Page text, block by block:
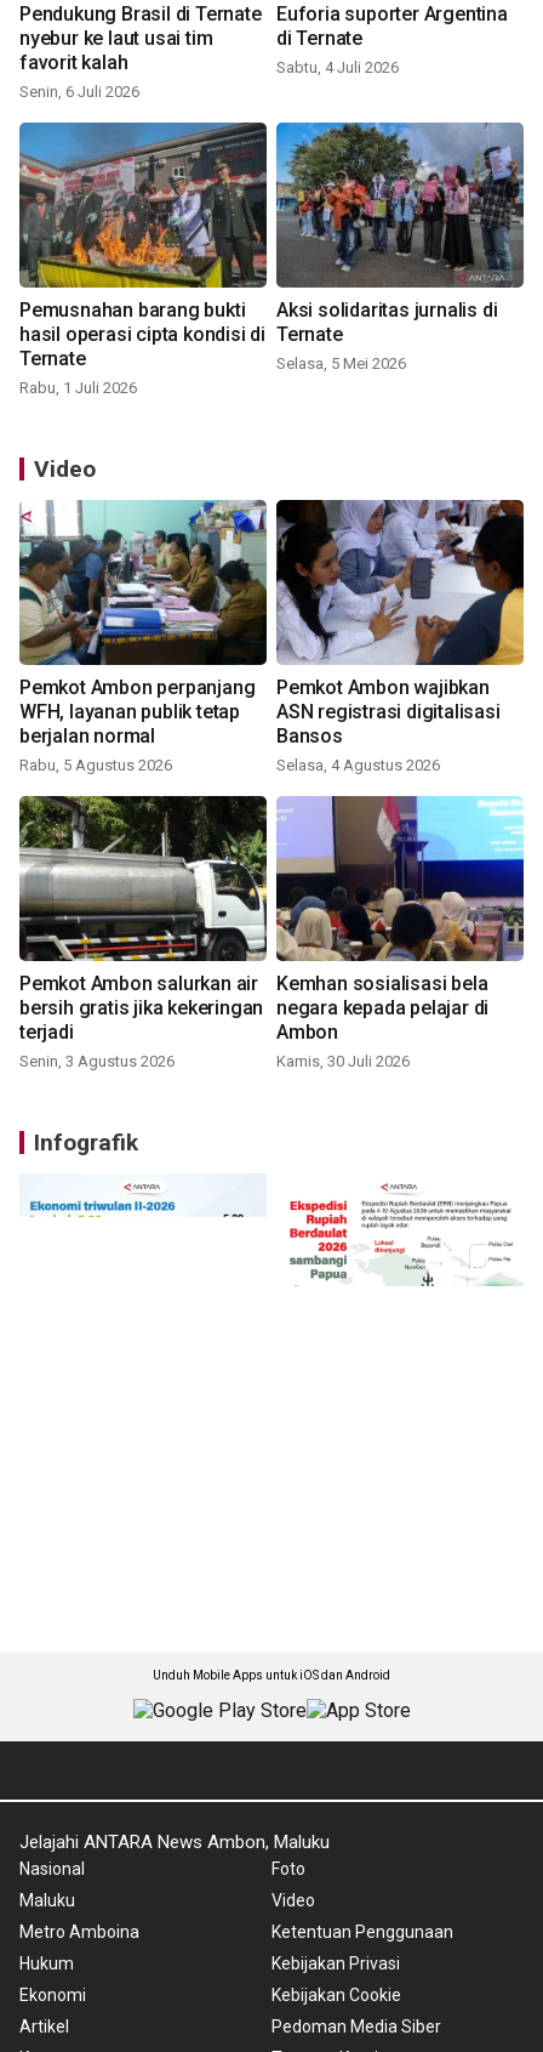
Pendukung Brasil di Ternate
nyebur ke laut usai tim
favorit kalah
Senin, 6 Juli 2026
Euforia suporter Argentina
di Ternate
Sabtu, 4 Juli 2026
Pemusnahan barang bukti
hasil operasi cipta kondisi di
Ternate
Rabu, 1 Juli 2026
Aksi solidaritas jurnalis di
Ternate
Selasa, 5 Mei 2026
Video
Pemkot Ambon perpanjang
WFH, layanan publik tetap
berjalan normal
Rabu, 5 Agustus 2026
Pemkot Ambon wajibkan
ASN registrasi digitalisasi
Bansos
Selasa, 4 Agustus 2026
Pemkot Ambon salurkan air
bersih gratis jika kekeringan
terjadi
Senin, 3 Agustus 2026
Kemhan sosialisasi bela
negara kepada pelajar di
Ambon
Kamis, 30 Juli 2026
Infografik
Unduh Mobile Apps untuk iOS dan Android
Jelajahi ANTARA News Ambon, Maluku
Nasional
Maluku
Metro Amboina
Hukum
Ekonomi
Artikel
Foto
Video
Ketentuan Penggunaan
Kebijakan Privasi
Kebijakan Cookie
Pedoman Media Siber